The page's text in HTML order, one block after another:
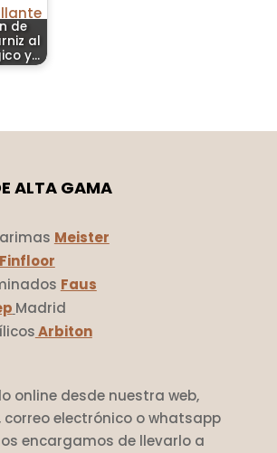
de
al
y…
ALTA GAMA
Meister
Finfloor
Faus
Madrid
Arbiton
online desde nuestra web,
correo electrónico o whatsapp
encargamos de llevarlo a